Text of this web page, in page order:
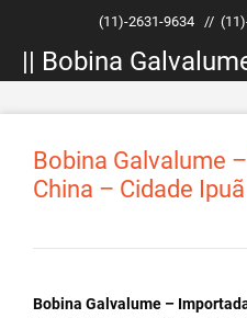
conteúdo
(11)-2631-9634 //
|| Bobina
Bobina Galvalume
China – Cidade
Bobina Galvalume –